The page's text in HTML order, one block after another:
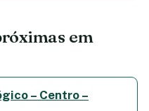
em
– Centro –